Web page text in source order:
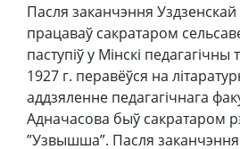
Пасля заканчэння Уздзенскай
працаваў сакратаром
паступіў у Мінскі педагагічны
1927 г. перавёўся на
аддзяленне педагагічнага
Адначасова быў сакратаром
”Узвышша”. Пасля